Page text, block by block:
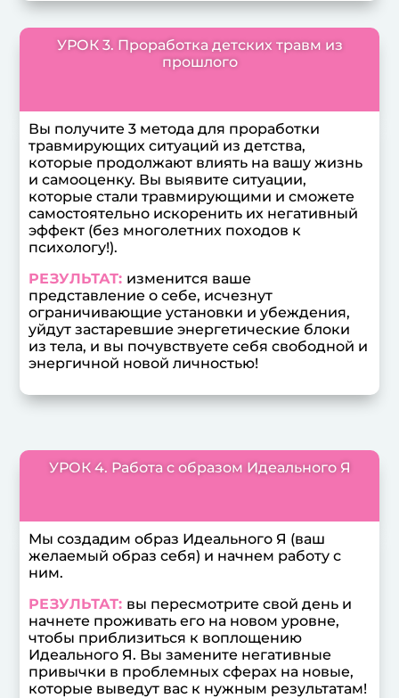
УРОК 3. Проработка детских травм из
прошлого
Вы получите 3 метода для проработки
травмирующих ситуаций из детства,
которые продолжают влиять на вашу жизнь
и самооценку. Вы выявите ситуации,
которые стали травмирующими и сможете
самостоятельно искоренить их негативный
эффект (без многолетних походов к
психологу!).
РЕЗУЛЬТАТ: изменится ваше
представление о себе, исчезнут
ограничивающие установки и убеждения,
уйдут застаревшие энергетические блоки
из тела, и вы почувствуете себя свободной и
энергичной новой личностью!
УРОК 4. Работа с образом Идеального Я
Мы создадим образ Идеального Я (ваш
желаемый образ себя) и начнем работу с
ним.
РЕЗУЛЬТАТ: вы пересмотрите свой день и
начнете проживать его на новом уровне,
чтобы приблизиться к воплощению
Идеального Я. Вы замените негативные
привычки в проблемных сферах на новые,
которые выведут вас к нужным результатам!